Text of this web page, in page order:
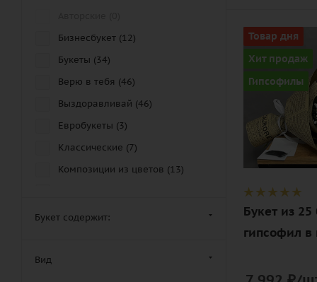
Товар дня
Хит продаж
Гипсофилы
Количество
25
Цвет
Описание
гипсофилы,
лента,
упаковка
Букет из
гипсофил в
Маттиола (0)
Орхидея (1
Пион (2 )
Пионовидные розы (
Подсолнух ( 0)
Ранункулюс (4 )
Роза (96)
Бизнесбукет (12)
Букеты (34)
Верю в тебя (46)
Выздоравливай (46)
Евробукеты (3)
Классические (7)
Композиции из цветов (13)
Монобукет (
Букет содержит:
Вид